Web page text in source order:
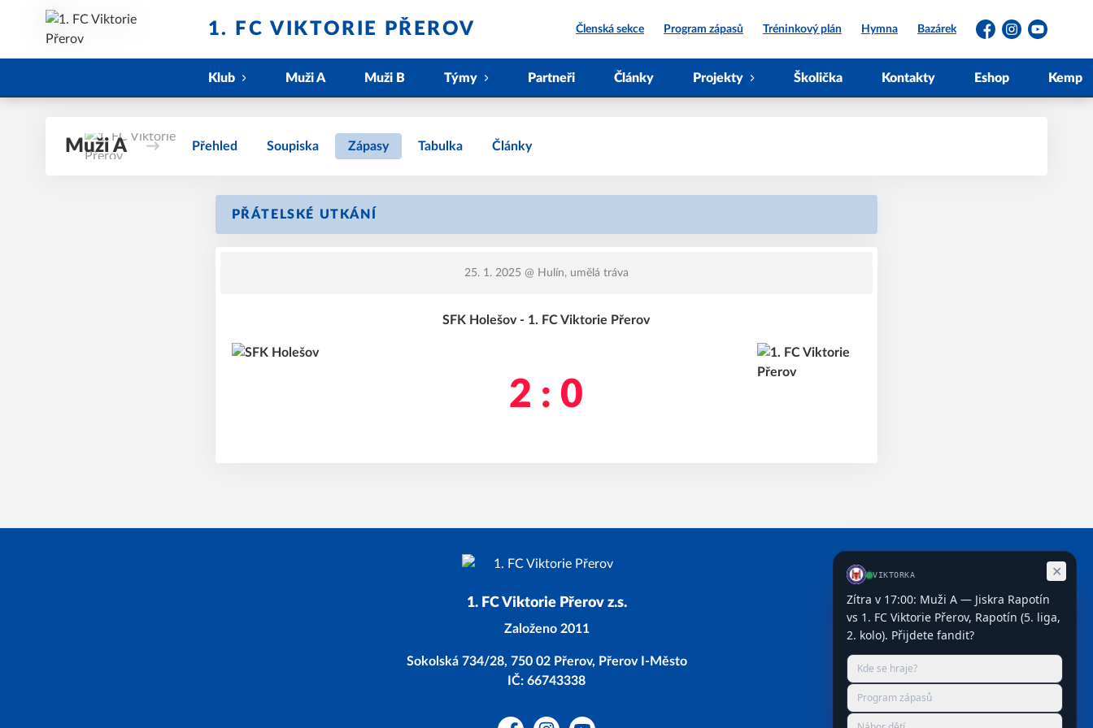
1. FC VIKTORIE PŘEROV Členská sekce Program zápasů Tréninkový plán Hymna Bazárek
FacebookInstagramYouTube
Klub Muži A Muži B Týmy Partneři Články Projekty Školička Kontakty Eshop Kemp
Muži A Přehled Soupiska Zápasy Tabulka Články
PŘÁTELSKÉ UTKÁNÍ
25. 1. 2025 @ Hulín, umělá tráva
SFK Holešov - 1. FC Viktorie Přerov
2 : 0
1. FC Viktorie Přerov z.s.
Založeno 2011
Sokolská 734/28, 750 02 Přerov, Přerov I-Město
IČ: 66743338